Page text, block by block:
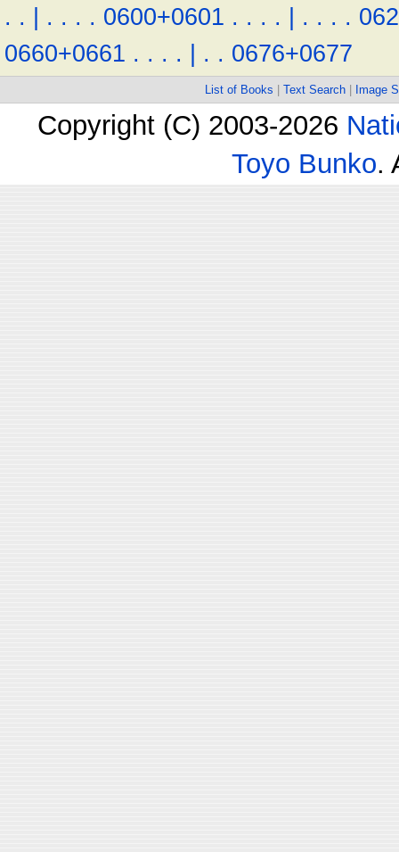
. . | . . . . 0600+0601 . . . . | . . . .
0660+0661 . . . . | . . 0676+0677
List of Books Text Search Image
Copyright (C) 2003-2026
Toyo Bunko.